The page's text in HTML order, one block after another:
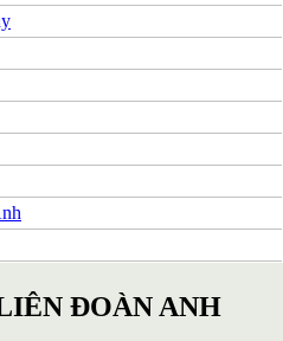
Síp
Nhĩ Kỳ
Thụy Điển
Ukraina
Áo
Đan Mạch
Australia
Nhật Bản
Quốc
Arập Xêút
BahrainĐOÀN ANH